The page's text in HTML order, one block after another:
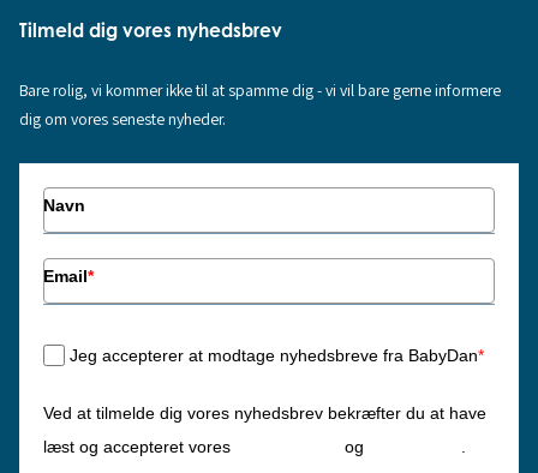
Tilmeld dig vores nyhedsbrev
Bare rolig, vi kommer ikke til at spamme dig - vi vil bare gerne informere
dig om vores seneste nyheder.
Navn
Email*
Jeg accepterer at modtage nyhedsbreve fra BabyDan*
Ved at tilmelde dig vores nyhedsbrev bekræfter du at have
læst og accepteret vores
og